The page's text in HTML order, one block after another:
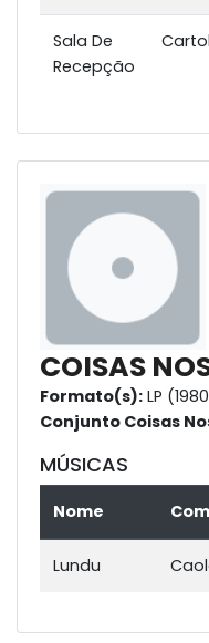
Sala De
Recepção
COISAS
Formato(s): LP
Conjunto Coisas
MÚSICAS
Nome
Lundu